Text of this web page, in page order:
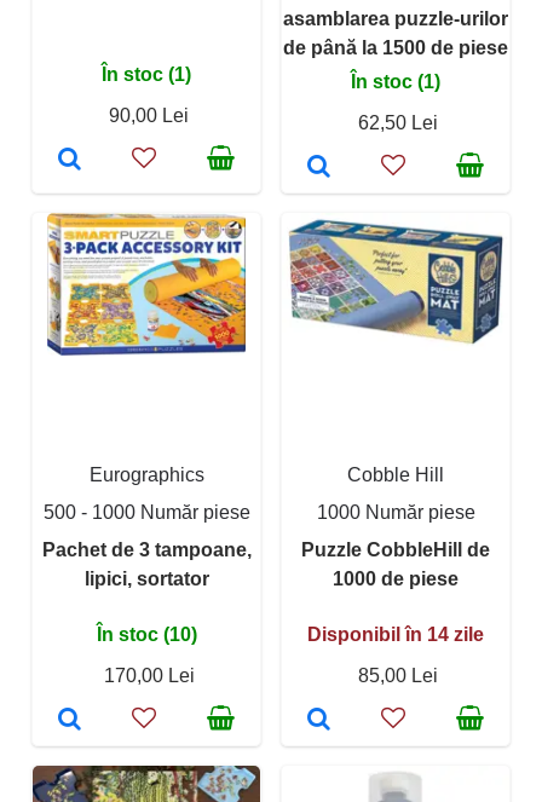
În stoc (1)
90,00 Lei
asamblarea puzzle-urilor
de până la 1500 de piese
În stoc (1)
62,50 Lei
Eurographics
500 - 1000 Număr piese
Pachet de 3 tampoane,
lipici, sortator
În stoc (10)
170,00 Lei
Cobble Hill
1000 Număr piese
Puzzle CobbleHill de
1000 de piese
Disponibil în 14 zile
85,00 Lei